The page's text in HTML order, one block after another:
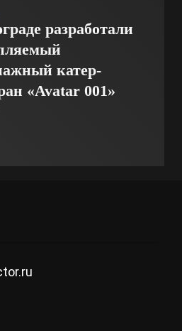
разработали
катер-
«Avatar 001»